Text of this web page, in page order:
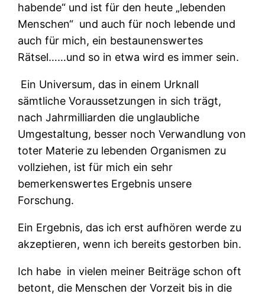
habende“ und ist für den heute „lebenden
Menschen“ und auch für noch lebende und
auch für mich, ein bestaunenswertes
Rätsel……und so in etwa wird es immer sein.
Ein Universum, das in einem Urknall
sämtliche Voraussetzungen in sich trägt,
nach Jahrmilliarden die unglaubliche
Umgestaltung, besser noch Verwandlung von
toter Materie zu lebenden Organismen zu
vollziehen, ist für mich ein sehr
bemerkenswertes Ergebnis unsere
Forschung.
Ein Ergebnis, das ich erst aufhören werde zu
akzeptieren, wenn ich bereits gestorben bin.
Ich habe in vielen meiner Beiträge schon oft
betont, die Menschen der Vorzeit bis in die